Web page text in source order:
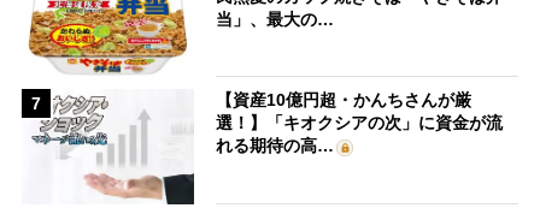
当」、最大の…
7
【資産10億円超・かんちさんが厳
選！】「キオクシアの次」に資金が流
れる期待の高…